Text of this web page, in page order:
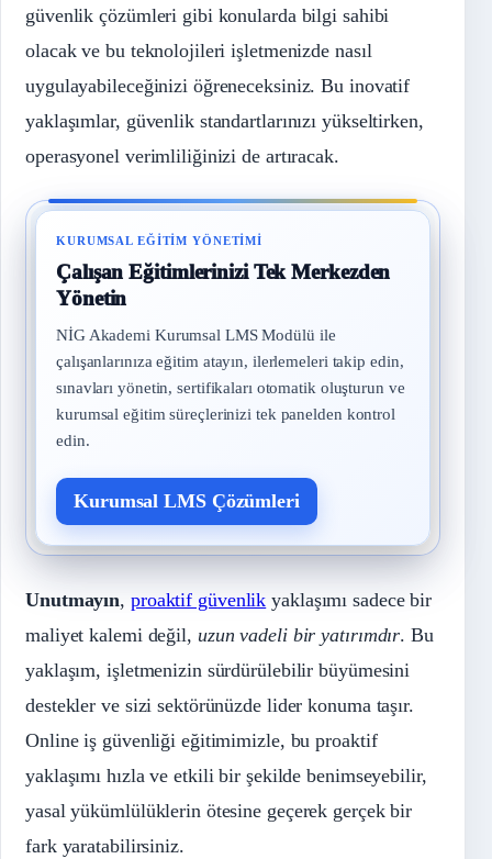
güvenlik çözümleri gibi konularda bilgi sahibi
olacak ve bu teknolojileri işletmenizde nasıl
uygulayabileceğinizi öğreneceksiniz. Bu inovatif
yaklaşımlar, güvenlik standartlarınızı yükseltirken,
operasyonel verimliliğinizi de artıracak.
KURUMSAL EĞITIM YÖNETIMI
Çalışan Eğitimlerinizi Tek Merkezden
Yönetin
NİG Akademi Kurumsal LMS Modülü ile
çalışanlarınıza eğitim atayın, ilerlemeleri takip edin,
sınavları yönetin, sertifikaları otomatik oluşturun ve
kurumsal eğitim süreçlerinizi tek panelden kontrol
edin.
Kurumsal LMS Çözümleri
Unutmayın, proaktif güvenlik yaklaşımı sadece bir
maliyet kalemi değil, uzun vadeli bir yatırımdır. Bu
yaklaşım, işletmenizin sürdürülebilir büyümesini
destekler ve sizi sektörünüzde lider konuma taşır.
Online iş güvenliği eğitimimizle, bu proaktif
yaklaşımı hızla ve etkili bir şekilde benimseyebilir,
yasal yükümlülüklerin ötesine geçerek gerçek bir
fark yaratabilirsiniz.